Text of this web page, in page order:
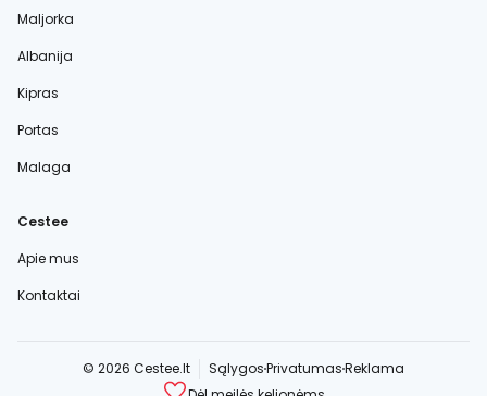
Maljorka
Albanija
Kipras
Portas
Malaga
Cestee
Apie mus
Kontaktai
© 2026 Cestee.lt SąlygosPrivatumasReklama